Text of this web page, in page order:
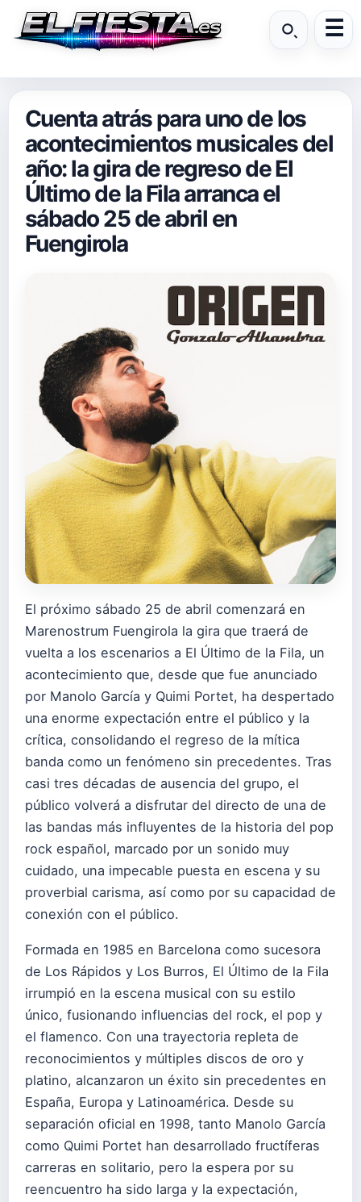
Cuenta atrás para uno de los
acontecimientos musicales del
año: la gira de regreso de El
Último de la Fila arranca el
sábado 25 de abril en
Fuengirola
El próximo sábado 25 de abril comenzará en
Marenostrum Fuengirola la gira que traerá de
vuelta a los escenarios a El Último de la Fila, un
acontecimiento que, desde que fue anunciado
por Manolo García y Quimi Portet, ha despertado
una enorme expectación entre el público y la
crítica, consolidando el regreso de la mítica
banda como un fenómeno sin precedentes. Tras
casi tres décadas de ausencia del grupo, el
público volverá a disfrutar del directo de una de
las bandas más influyentes de la historia del pop
rock español, marcado por un sonido muy
cuidado, una impecable puesta en escena y su
proverbial carisma, así como por su capacidad de
conexión con el público.
Formada en 1985 en Barcelona como sucesora
de Los Rápidos y Los Burros, El Último de la Fila
irrumpió en la escena musical con su estilo
único, fusionando influencias del rock, el pop y
el flamenco. Con una trayectoria repleta de
reconocimientos y múltiples discos de oro y
platino, alcanzaron un éxito sin precedentes en
España, Europa y Latinoamérica. Desde su
separación oficial en 1998, tanto Manolo García
como Quimi Portet han desarrollado fructíferas
carreras en solitario, pero la espera por su
reencuentro ha sido larga y la expectación,